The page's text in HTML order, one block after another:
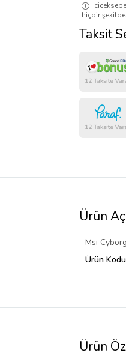
hiçbir
Taksit
Ürün
Msı
Ürün
Ürün